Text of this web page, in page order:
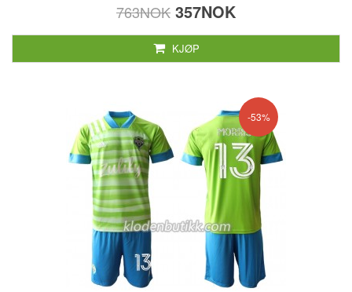
763NOK 357NOK
KJØP
-53%